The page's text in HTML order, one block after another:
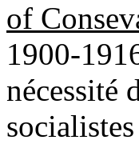
of
1900-
nécessité